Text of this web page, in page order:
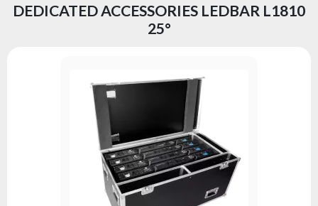
DEDICATED ACCESSORIES LEDBAR L1810
25°